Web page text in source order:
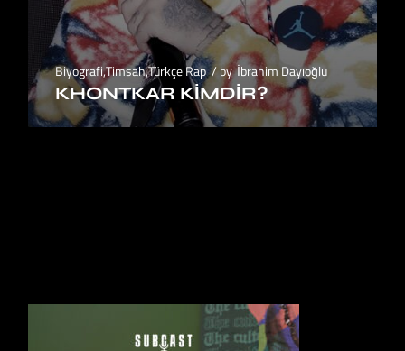
Biyografi,Timsah,Türkçe Rap by İbrahim Dayıoğlu
KHONTKAR KIMDIR?